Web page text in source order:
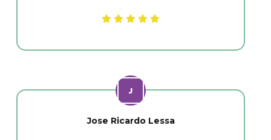
Jose Ricardo Lessa